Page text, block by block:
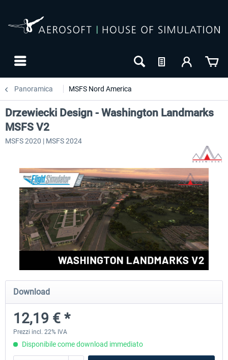
Panoramica MSFS Nord America
FSDG - Greenland Kulusuk MSFS Aerosoft Airport
Drzewiecki Design - Washington Landmarks
MSFS V2
MSFS 2020 | MSFS 2024
Download
12,19 € *
Prezzi incl. 22% IVA
Disponibile come download immediato